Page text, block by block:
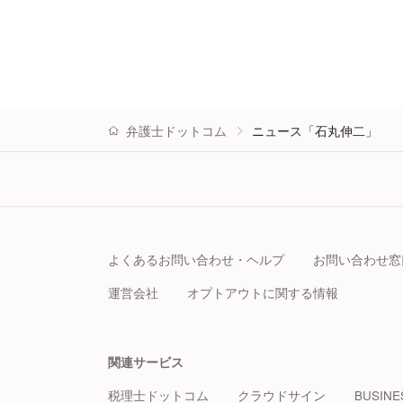
弁護士ドットコム ニュース「石丸伸二」
よくあるお問い合わせ・ヘルプ
お問い合わせ
運営会社
オプトアウトに関する情報
関連サービス
税理士ドットコム
クラウドサイン